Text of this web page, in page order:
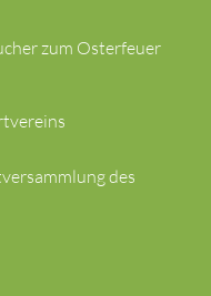
zum Osterfeuer
des